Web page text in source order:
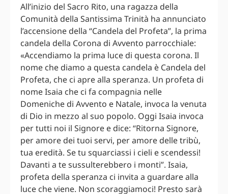
All’inizio del Sacro Rito, una ragazza della
Comunità della Santissima Trinità ha annunciato
l’accensione della “Candela del Profeta”, la prima
candela della Corona di Avvento parrocchiale:
«Accendiamo la prima luce di questa corona. Il
nome che diamo a questa candela è Candela del
Profeta, che ci apre alla speranza. Un profeta di
nome Isaia che ci fa compagnia nelle
Domeniche di Avvento e Natale, invoca la venuta
di Dio in mezzo al suo popolo. Oggi Isaia invoca
per tutti noi il Signore e dice: “Ritorna Signore,
per amore dei tuoi servi, per amore delle tribù,
tua eredità. Se tu squarciassi i cieli e scendessi!
Davanti a te sussulterebbero i monti”. Isaia,
profeta della speranza ci invita a guardare alla
luce che viene. Non scoraggiamoci! Presto sarà